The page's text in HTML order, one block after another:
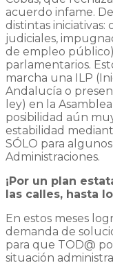
acuerdo infame.
distintas
judiciales,
de empleo
parlamentarios.
marcha una ILP
Andalucía o
ley) en la
posibilidad aún
estabilidad
SÓLO para
Administraciones.
¡Por un plan
las calles, hasta
En estos meses
demanda de
para que TOD@
situación